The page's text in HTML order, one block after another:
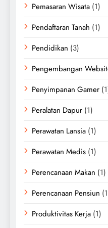
Pemasaran Wisata (1)
Pendaftaran Tanah (1)
Pendidikan (3)
Pengembangan
Penyimpanan Gamer
Peralatan Dapur (1)
Perawatan Lansia (1)
Perawatan Medis (1)
Perencanaan Makan (1)
Perencanaan Pensiun
Produktivitas Kerja (1)